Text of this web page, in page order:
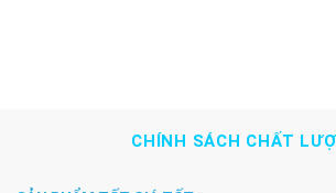
CHÍNH SÁCH CHẤT